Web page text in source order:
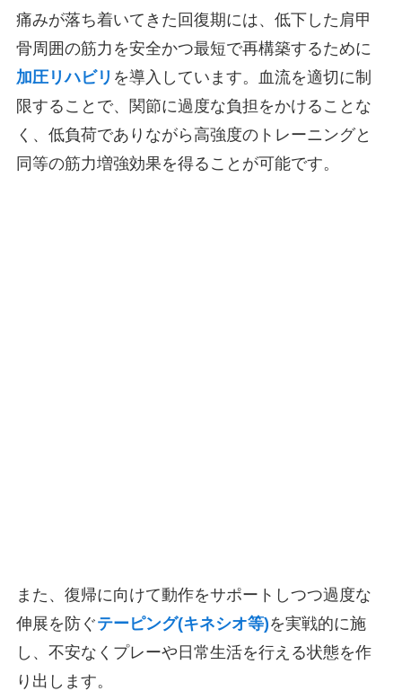
痛みが落ち着いてきた回復期には、低下した肩甲
骨周囲の筋力を安全かつ最短で再構築するために
加圧リハビリ を導入しています。血流を適切に制
限することで、関節に過度な負担をかけることな
く、低負荷でありながら高強度のトレーニングと
同等の筋力増強効果を得ることが可能です。
また、復帰に向けて動作をサポートしつつ過度な
伸展を防ぐテーピング(キネシオ等)を実戦的に施
し、不安なくプレーや日常生活を行える状態を作
り出します。